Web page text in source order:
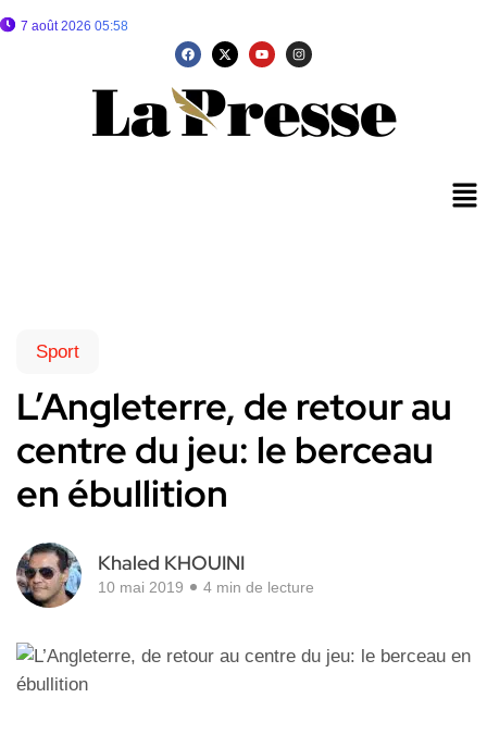
7 août 2026 05:58
Sport
L’Angleterre, de retour au
centre du jeu: le berceau
en ébullition
Khaled KHOUINI
10 mai 2019 4 min de lecture